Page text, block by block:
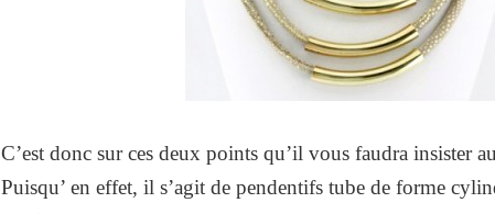
C’est donc sur ces deux points qu’il vous faudra insister
Puisqu’ en effet, il s’agit de pendentifs tube de forme